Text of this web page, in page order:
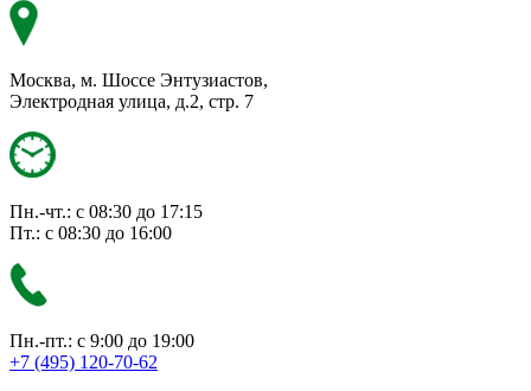
Москва, м. Шоссе Энтузиастов,
Электродная улица, д.2, стр. 7
Пн.-чт.: с 08:30 до 17:15
Пт.: с 08:30 до 16:00
Пн.-пт.: с 9:00 до 19:00
+7 (495) 120-70-62